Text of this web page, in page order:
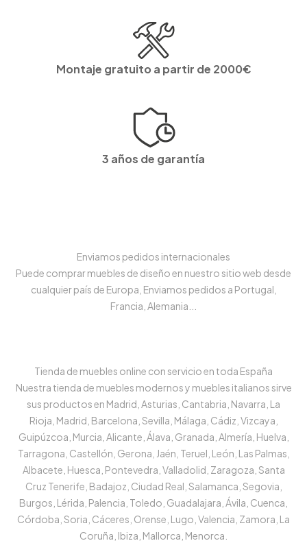
Montaje gratuito a partir de 2000€
3 años de garantía
Enviamos pedidos internacionales
Puede comprar muebles de diseño en nuestro sitio web desde
cualquier país de Europa, Enviamos pedidos a Portugal,
Francia, Alemania...
Tienda de muebles online con servicio en toda España
Nuestra tienda de muebles modernos y muebles italianos sirve
sus productos en Madrid, Asturias, Cantabria, Navarra, La
Rioja, Madrid, Barcelona, Sevilla, Málaga, Cádiz, Vizcaya,
Guipúzcoa, Murcia, Alicante, Álava, Granada, Almería, Huelva,
Tarragona, Castellón, Gerona, Jaén, Teruel, León, Las Palmas,
Albacete, Huesca, Pontevedra, Valladolid, Zaragoza, Santa
Cruz Tenerife, Badajoz, Ciudad Real, Salamanca, Segovia,
Burgos, Lérida, Palencia, Toledo, Guadalajara, Ávila, Cuenca,
Córdoba, Soria, Cáceres, Orense, Lugo, Valencia, Zamora, La
Coruña, Ibiza, Mallorca, Menorca.